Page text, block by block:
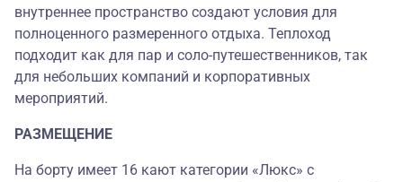
внутреннее пространство создают условия для
полноценного размеренного отдыха. Теплоход
подходит как для пар и соло-путешественников, так
для небольших компаний и корпоративных
мероприятий.
РАЗМЕЩЕНИЕ
На борту имеет 16 кают категории «Люкс» с